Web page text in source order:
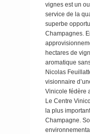
vignes est un
service de la
superbe
Champagnes.
hectares de
aromatique
Nicolas
visionnaire
Vinicole fédère
Le Centre
la plus
Champagne.